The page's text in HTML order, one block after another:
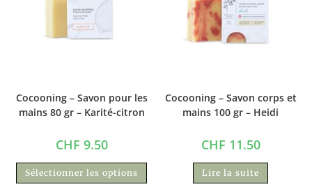
Cocooning – Savon pour les
mains 80 gr – Karité-citron
CHF 9.50
Sélectionner les options
Cocooning – Savon corps et
mains 100 gr – Heidi
CHF 11.50
Lire la suite